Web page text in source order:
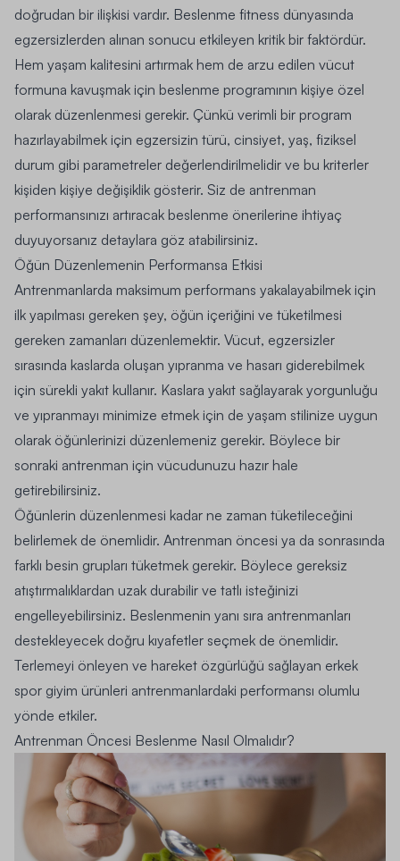
doğrudan bir ilişkisi vardır. Beslenme fitness dünyasında
egzersizlerden alınan sonucu etkileyen kritik bir faktördür.
Hem yaşam kalitesini artırmak hem de arzu edilen vücut
formuna kavuşmak için beslenme programının kişiye özel
olarak düzenlenmesi gerekir. Çünkü verimli bir program
hazırlayabilmek için egzersizin türü, cinsiyet, yaş, fiziksel
durum gibi parametreler değerlendirilmelidir ve bu kriterler
kişiden kişiye değişiklik gösterir. Siz de antrenman
performansınızı artıracak beslenme önerilerine ihtiyaç
duyuyorsanız detaylara göz atabilirsiniz.
Öğün Düzenlemenin Performansa Etkisi
Antrenmanlarda maksimum performans yakalayabilmek için
ilk yapılması gereken şey, öğün içeriğini ve tüketilmesi
gereken zamanları düzenlemektir. Vücut, egzersizler
sırasında kaslarda oluşan yıpranma ve hasarı giderebilmek
için sürekli yakıt kullanır. Kaslara yakıt sağlayarak yorgunluğu
ve yıpranmayı minimize etmek için de yaşam stilinize uygun
olarak öğünlerinizi düzenlemeniz gerekir. Böylece bir
sonraki antrenman için vücudunuzu hazır hale
getirebilirsiniz.
Öğünlerin düzenlenmesi kadar ne zaman tüketileceğini
belirlemek de önemlidir. Antrenman öncesi ya da sonrasında
farklı besin grupları tüketmek gerekir. Böylece gereksiz
atıştırmalıklardan uzak durabilir ve tatlı isteğinizi
engelleyebilirsiniz. Beslenmenin yanı sıra antrenmanları
destekleyecek doğru kıyafetler seçmek de önemlidir.
Terlemeyi önleyen ve hareket özgürlüğü sağlayan erkek
spor giyim ürünleri antrenmanlardaki performansı olumlu
yönde etkiler.
Antrenman Öncesi Beslenme Nasıl Olmalıdır?